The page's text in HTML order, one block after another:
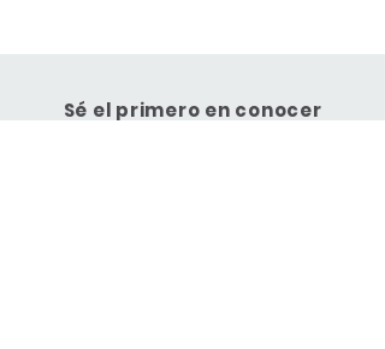
Sé el primero en conocer